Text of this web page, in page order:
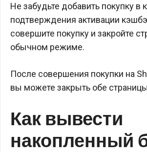
Не забудьте добавить покупку в
подтверждения активации
совершите покупку и закройте
обычном режиме.
После совершения покупки на
вы можете закрыть обе
Как вывести
накопленный